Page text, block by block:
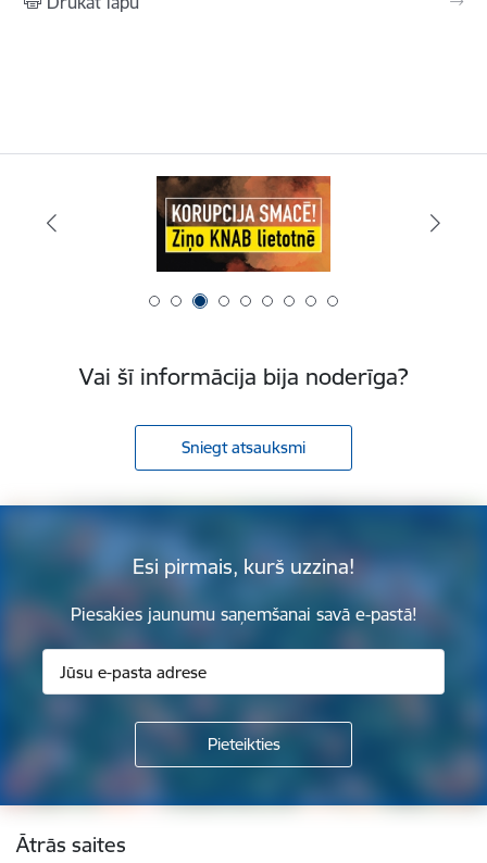
Vai šī informācija bija noderīga?
Sniegt atsauksmi
Esi pirmais, kurš uzzina!
Piesakies jaunumu saņemšanai savā e-pastā!
Kājene
Ātrās saites